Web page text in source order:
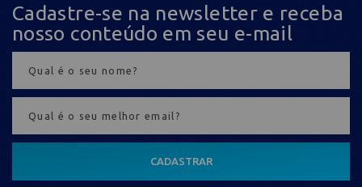
Cadastre-se na newsletter e receba
nosso conteúdo em seu e-mail
CADASTRAR